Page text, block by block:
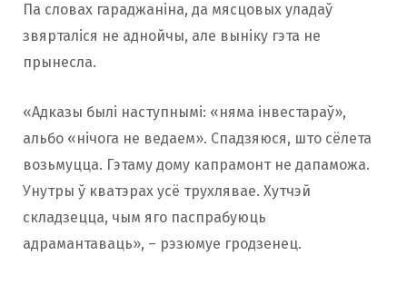
Па словах гараджаніна, да мясцовых уладаў
звярталіся не аднойчы, але выніку гэта не
прынесла.
«Адказы былі наступнымі: «няма інвестараў»,
альбо «нічога не ведаем». Спадзяюся, што сёлета
возьмуцца. Гэтаму дому капрамонт не дапаможа.
Унутры ў кватэрах усё трухлявае. Хутчэй
складзецца, чым яго паспрабуюць
адрамантаваць», – рэзюмуе гродзенец.